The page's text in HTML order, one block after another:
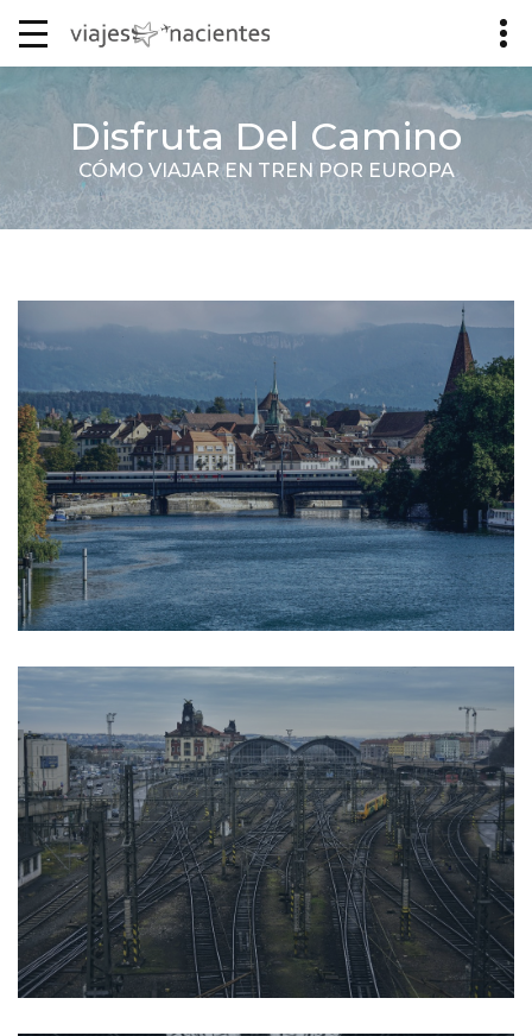
Disfruta Del Camino
CÓMO VIAJAR EN TREN POR EUROPA